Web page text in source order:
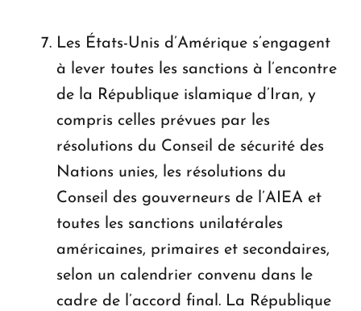
Les États-Unis d’Amérique s’engagent
à lever toutes les sanctions à l’encontre
de la République islamique d’Iran, y
compris celles prévues par les
résolutions du Conseil de sécurité des
Nations unies, les résolutions du
Conseil des gouverneurs de l’AIEA et
toutes les sanctions unilatérales
américaines, primaires et secondaires,
selon un calendrier convenu dans le
cadre de l’accord final. La République